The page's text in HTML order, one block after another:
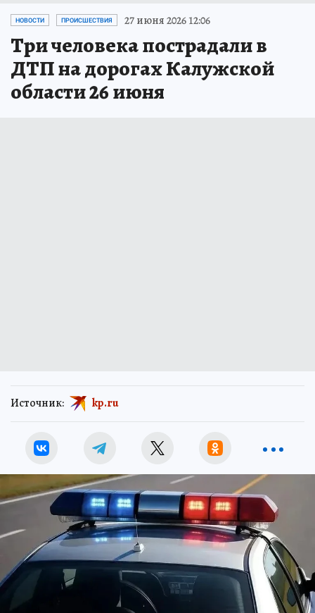
НОВОСТИ ПРОИСШЕСТВИЯ 27 июня 2026 12:06
Три человека пострадали в
ДТП на дорогах Калужской
области 26 июня
Источник: kp.ru